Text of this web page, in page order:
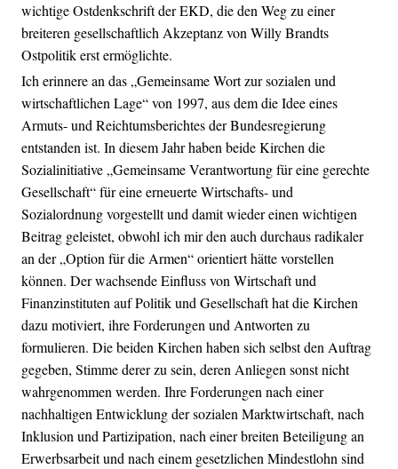
wichtige Ostdenkschrift der EKD, die den Weg zu einer
breiteren gesellschaftlich Akzeptanz von Willy Brandts
Ostpolitik erst ermöglichte.
Ich erinnere an das „Gemeinsame Wort zur sozialen und
wirtschaftlichen Lage“ von 1997, aus dem die Idee eines
Armuts- und Reichtumsberichtes der Bundesregierung
entstanden ist. In diesem Jahr haben beide Kirchen die
Sozialinitiative „Gemeinsame Verantwortung für eine gerechte
Gesellschaft“ für eine erneuerte Wirtschafts- und
Sozialordnung vorgestellt und damit wieder einen wichtigen
Beitrag geleistet, obwohl ich mir den auch durchaus radikaler
an der „Option für die Armen“ orientiert hätte vorstellen
können. Der wachsende Einfluss von Wirtschaft und
Finanzinstituten auf Politik und Gesellschaft hat die Kirchen
dazu motiviert, ihre Forderungen und Antworten zu
formulieren. Die beiden Kirchen haben sich selbst den Auftrag
gegeben, Stimme derer zu sein, deren Anliegen sonst nicht
wahrgenommen werden. Ihre Forderungen nach einer
nachhaltigen Entwicklung der sozialen Marktwirtschaft, nach
Inklusion und Partizipation, nach einer breiten Beteiligung an
Erwerbsarbeit und nach einem gesetzlichen Mindestlohn sind